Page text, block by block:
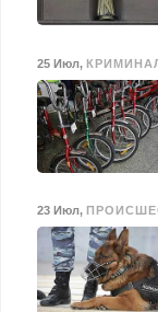
25 Июл,
23 Июл,